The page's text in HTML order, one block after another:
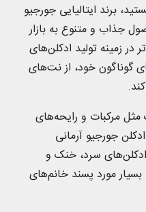
برند ایتالیایی جورجیو
بیش‌تر از ۱۳۰ محصول جذاب و متنوع به بازار
زمینه تولید ادکلن‌های
گوناگون خود، از نت‌های
مثل مرکبات و رایحه‌های
جورجیو آرمانی
سرد، خنک و
بسیار مورد پسند خانم‌های